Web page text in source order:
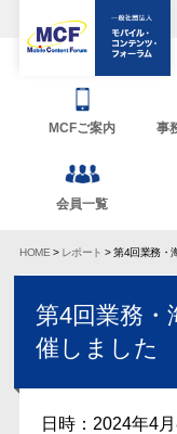
MCFご案内 事
会員一覧
HOME > レポート > 第4回業務・
第4回業務・
催しました
日時：2024年4